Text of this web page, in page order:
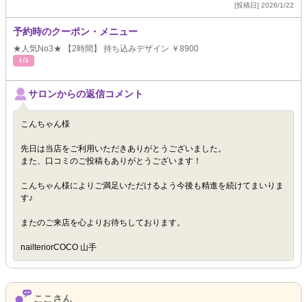
[投稿日] 2026/1/22
予約時のクーポン・メニュー
★人気No3★ 【2時間】 持ち込みデザイン ￥8900
ﾈｲﾙ
サロンからの返信コメント
こんちゃん様
先日は当店をご利用いただきありがとうございました。
また、口コミのご投稿もありがとうございます！
こんちゃん様によりご満足いただけるよう今後も精進を続けてまいりま
す♪
またのご来店を心よりお待ちしております。
nailteriorCOCO 山手
ここさん